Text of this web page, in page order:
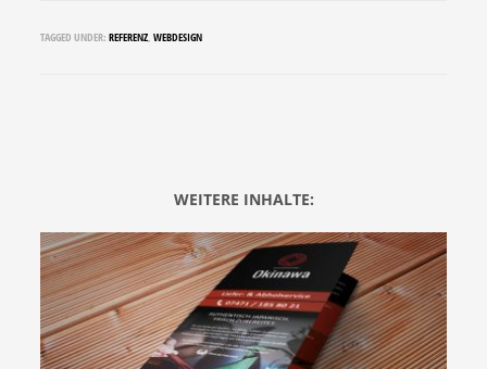
TAGGED UNDER: REFERENZ,WEBDESIGN
WEITERE INHALTE: